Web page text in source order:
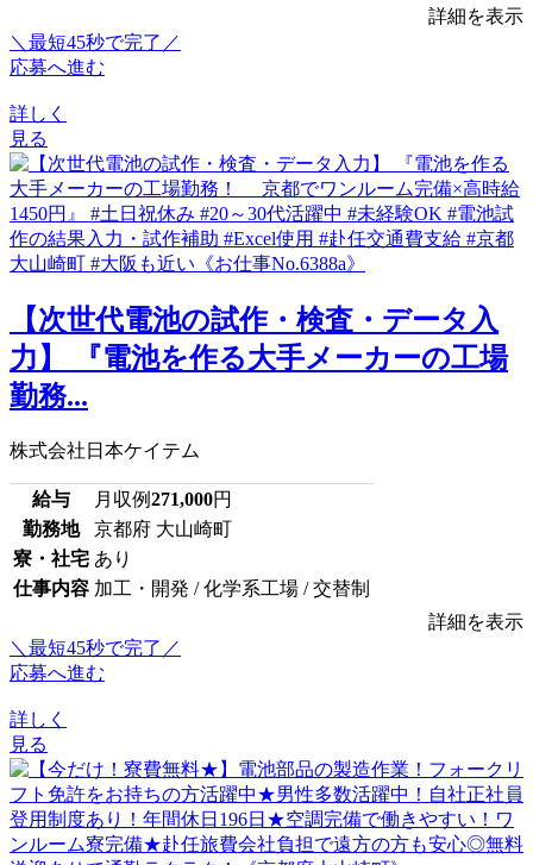
詳細を表示
＼最短45秒で完了／
応募へ進む
詳しく
見る
【次世代電池の試作・検査・データ入
力】 『電池を作る大手メーカーの工場
勤務...
株式会社日本ケイテム
給与 月収例271,000円
勤務地
京都府 大山崎町
寮・社宅 あり
仕事内容 加工・開発 / 化学系工場 / 交替制
詳細を表示
＼最短45秒で完了／
応募へ進む
詳しく
見る